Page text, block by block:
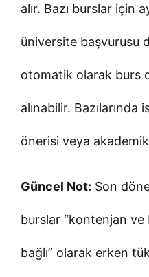
alır. Bazı burslar için
üniversite başvurusu
otomatik olarak burs
alınabilir.
önerisi veya
Güncel Not: Son
burslar “kontenjan
bağlı” olarak erken